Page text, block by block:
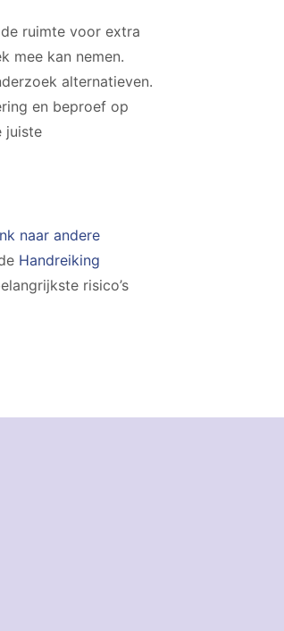
ruimte voor extra
mee kan nemen.
alternatieven.
en beproef op
juiste
naar andere
Handreiking
risico’s